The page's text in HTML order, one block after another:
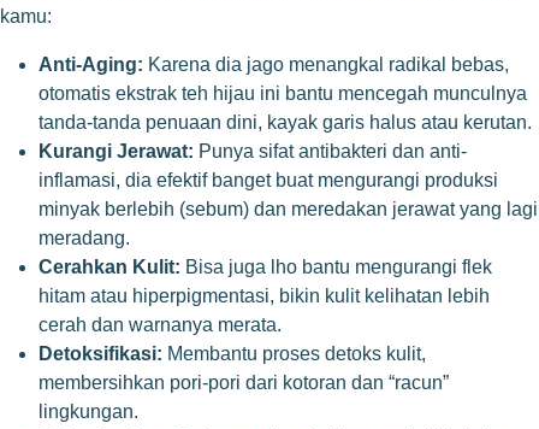
kamu:
Anti-Aging: Karena dia jago menangkal radikal bebas,
otomatis ekstrak teh hijau ini bantu mencegah munculnya
tanda-tanda penuaan dini, kayak garis halus atau kerutan.
Kurangi Jerawat: Punya sifat antibakteri dan anti-
inflamasi, dia efektif banget buat mengurangi produksi
minyak berlebih (sebum) dan meredakan jerawat yang lagi
meradang.
Cerahkan Kulit: Bisa juga lho bantu mengurangi flek
hitam atau hiperpigmentasi, bikin kulit kelihatan lebih
cerah dan warnanya merata.
Detoksifikasi: Membantu proses detoks kulit,
membersihkan pori-pori dari kotoran dan “racun”
lingkungan.